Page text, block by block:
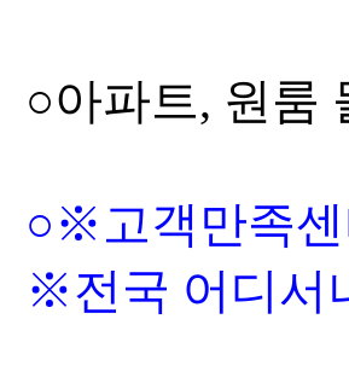
○아파트, 원룸
○※고객만족
※전국 어디서